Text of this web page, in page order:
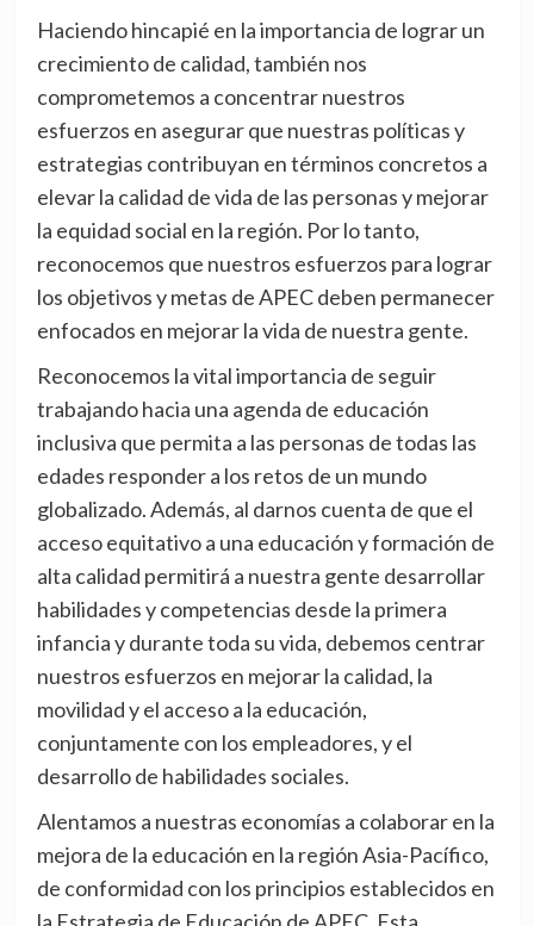
Haciendo hincapié en la importancia de lograr un
crecimiento de calidad, también nos
comprometemos a concentrar nuestros
esfuerzos en asegurar que nuestras políticas y
estrategias contribuyan en términos concretos a
elevar la calidad de vida de las personas y mejorar
la equidad social en la región. Por lo tanto,
reconocemos que nuestros esfuerzos para lograr
los objetivos y metas de APEC deben permanecer
enfocados en mejorar la vida de nuestra gente.
Reconocemos la vital importancia de seguir
trabajando hacia una agenda de educación
inclusiva que permita a las personas de todas las
edades responder a los retos de un mundo
globalizado. Además, al darnos cuenta de que el
acceso equitativo a una educación y formación de
alta calidad permitirá a nuestra gente desarrollar
habilidades y competencias desde la primera
infancia y durante toda su vida, debemos centrar
nuestros esfuerzos en mejorar la calidad, la
movilidad y el acceso a la educación,
conjuntamente con los empleadores, y el
desarrollo de habilidades sociales.
Alentamos a nuestras economías a colaborar en la
mejora de la educación en la región Asia-Pacífico,
de conformidad con los principios establecidos en